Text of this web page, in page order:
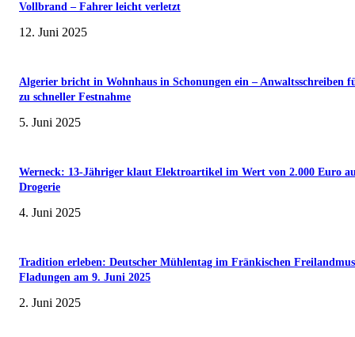
Vollbrand – Fahrer leicht verletzt
12. Juni 2025
Algerier bricht in Wohnhaus in Schonungen ein – Anwaltsschreiben
zu schneller Festnahme
5. Juni 2025
Werneck: 13-Jähriger klaut Elektroartikel im Wert von 2.000 Euro
Drogerie
4. Juni 2025
Tradition erleben: Deutscher Mühlentag im Fränkischen
Fladungen am 9. Juni 2025
2. Juni 2025